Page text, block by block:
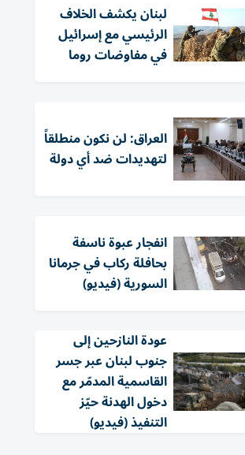
لبنان يكشف الخلاف
الرئيسي مع إسرائيل
في مفاوضات روما
العراق: لن نكون منطلقاً
لتهديدات ضد أي دولة
انفجار عبوة ناسفة
بحافلة ركاب في جرمانا
السورية (فيديو)
عودة النازحين إلى
جنوب لبنان عبر جسر
القاسمية المدمّر مع
دخول الهدنة حيّز
التنفيذ (فيديو)